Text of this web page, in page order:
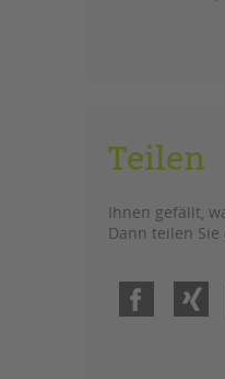
Teilen
Ihnen gefällt,
Dann teilen
Facebook